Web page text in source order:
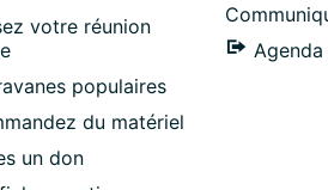
votre réunion
populaires
du matériel
un don